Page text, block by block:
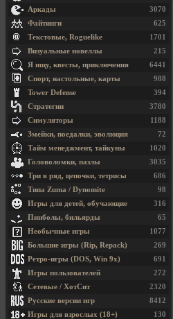
3070
Аркады
625
Файтинги
1701
Текстовые, Roguelike
215
Визуальные новеллы
6441
Я ищу, квесты, приключения
988
Спорт, настольные, карты
394
Tower Defense
3780
Стратегии
1188
Симуляторы
72
Змейки, поедалки, эволюция
1020
Тайм менеджмент, тайкуны
3035
Головоломки, пазлы
686
Три в ряд, цепочки, тетрисы
98
Типа Zuma / Dynomite
316
Игры для детей, обучающие
65
Пинболы, бильярды
1077
Необычные игры
269
Большие игры (Rip, Repack)
691
Ретро-игры (DOS, Win 9x)
272
Игры пользователей
2320
Сетевые / ХотСит
8412
Русские версии игр
130
Игры для взрослых (18+)